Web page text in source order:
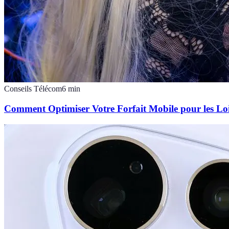
Conseils Télécom6 min
Comment Optimiser Votre Forfait Mobile pour les